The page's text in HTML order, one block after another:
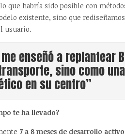
que habría sido posible con
existente, sino que
usuario.
enseñó a replantear
sino como
en su centro”
te ha llevado?
7 a 8 meses de desarrollo activo